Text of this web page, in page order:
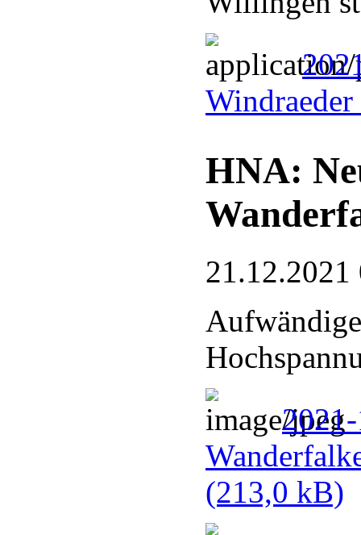
HNA:
21.12.2021
(213,0 kB)